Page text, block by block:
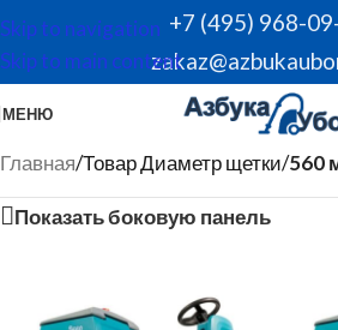
Skip to navigation
Skip to main content
+7 (495) 968-
МЕНЮ
Главная/Товар Диаметр щетки/560
Показать боковую панель